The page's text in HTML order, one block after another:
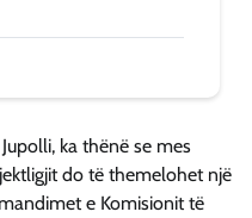
ka thënë se mes
do të themelohet një
e Komisionit të